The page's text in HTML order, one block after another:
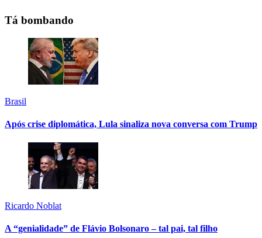
Tá bombando
Brasil
Após crise diplomática, Lula sinaliza nova conversa com Trump
Ricardo Noblat
A “genialidade” de Flávio Bolsonaro – tal pai, tal filho